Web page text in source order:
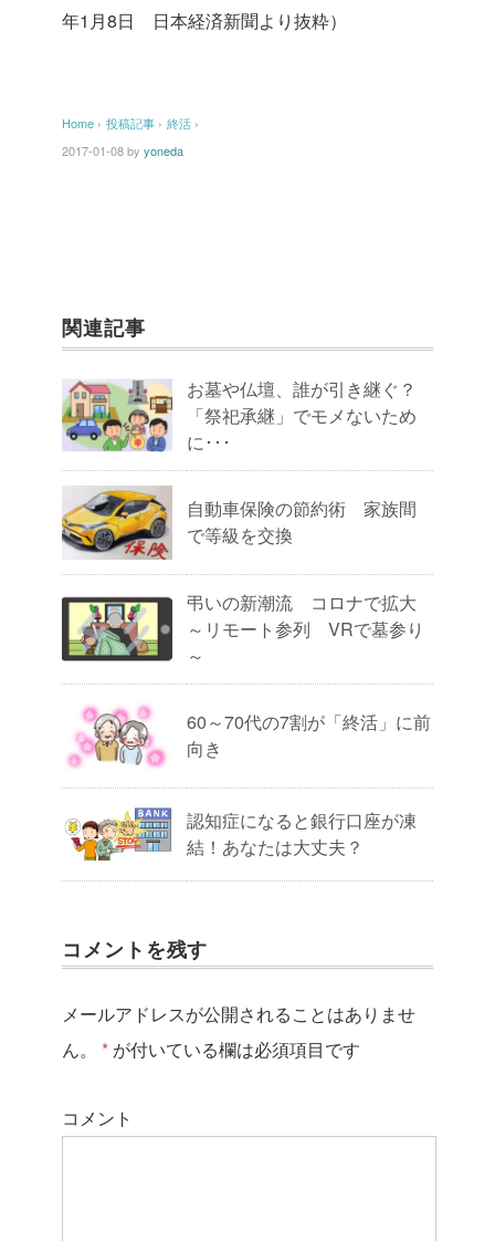
年1月8日 日本経済新聞より抜粋）
Home › 投稿記事 › 終活 ›
2017-01-08by yoneda
関連記事
お墓や仏壇、誰が引き継ぐ？
「祭祀承継」でモメないため
に･･･
自動車保険の節約術 家族間
で等級を交換
弔いの新潮流 コロナで拡大
～リモート参列 VRで墓参り
～
60～70代の7割が「終活」に前
向き
認知症になると銀行口座が凍
結！あなたは大丈夫？
コメントを残す
メールアドレスが公開されることはありませ
ん。
* が付いている欄は必須項目です
コメント